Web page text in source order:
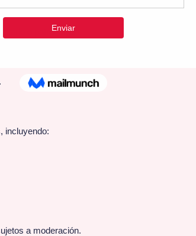
o patrocinado.
separado del contenido editorial.
incluyendo:
a moderación.